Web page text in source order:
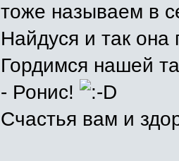
тоже называем в
Найдуся и так
Гордимся нашей
- Ронис!
Счастья вам и